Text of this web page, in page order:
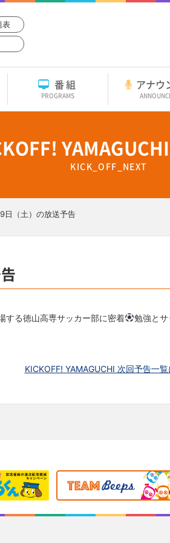
表
番組
PROGRAMS
アナウ
KICK_OFF_NEXT
日（土）の放送予告
する徳山高専サッカー部に密着
勉強と
KICKOFF! YAMAGUCHI 次回予告一